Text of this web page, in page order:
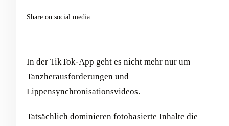
Share on social media
In der TikTok-App geht es nicht mehr nur um
Tanzherausforderungen und
Lippensynchronisationsvideos.
Tatsächlich dominieren fotobasierte Inhalte die